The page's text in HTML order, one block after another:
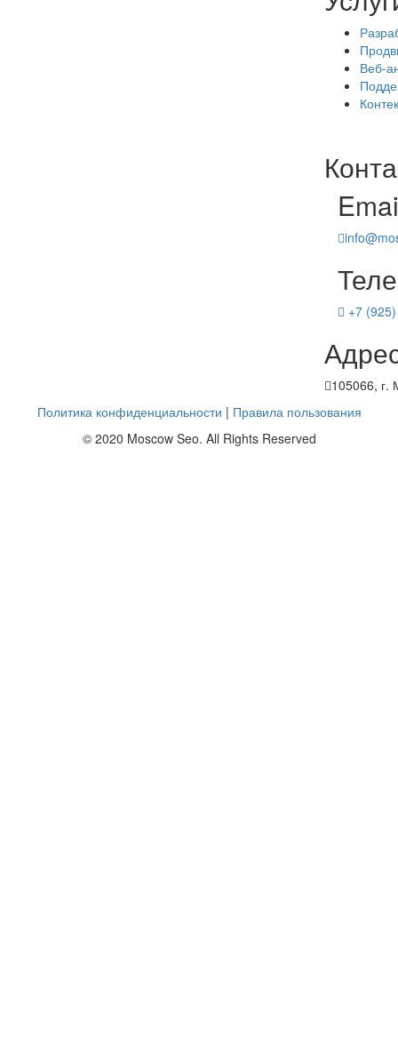
Веб-
+7
105066, г.
Политика конфиденциальности | Правила пользования
© 2020 Moscow Seo. All Rights Reserved